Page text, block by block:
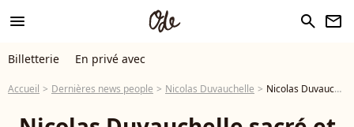
menu search newsletter
Billetterie En privé avec
Accueil Dernières news people Nicolas Duvauchelle Nicolas Duvauchelle sacré et très amoureux de sa femme Chloé, Julie Gayet rayonnante au Festival de la fiction de La Rochelle